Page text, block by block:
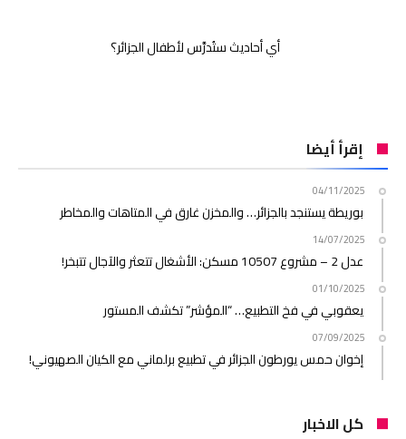
أي أحاديث ستُدرَّس لأطفال الجزائر؟
إقرأ أيضا
04/11/2025
بوريطة يستنجد بالجزائر… والمخزن غارق في المتاهات والمخاطر
14/07/2025
عدل 2 – مشروع 10507 مسكن: الأشغال تتعثر والآجال تتبخر!
01/10/2025
يعقوبي في فخ التطبيع… “المؤشر” تكشف المستور
07/09/2025
إخوان حمس يورطون الجزائر في تطبيع برلماني مع الكيان الصهيوني!
كل الاخبار